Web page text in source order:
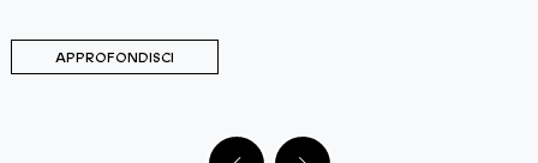
APPROFONDISCI